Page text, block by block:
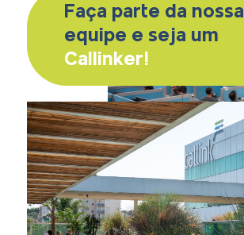
Faça parte da nossa
equipe e seja um
Callinker!